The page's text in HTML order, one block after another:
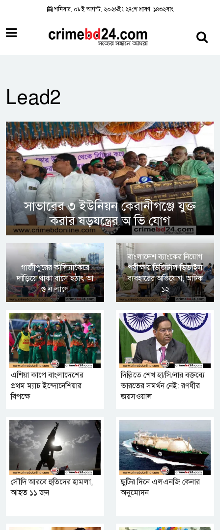
শনিবার, ০৮ই আগস্ট, ২০২৬ইং ২৪শে শ্রাবণ, ১৪৩২বাং
Lead2
সাভারের ৩ ইউনিয়ন কেরানীগঞ্জে যুক্ত
করার ষড়যন্ত্রের অ ভি যোগ
গাজীপুরের কালিয়াকৈরে
দাঁড়িয়ে থাকা বাসে হঠাৎ আ
গু ন লাগে
বাংলাদেশ ব্যাংকের নিয়োগ
পরীক্ষায় ডিজিটাল ডিভাইস
ব্যবহারের অভিযোগ, আটক
১২
এশিয়া কাপে বাংলাদেশের
প্রথম ম্যাচ ইন্দোনেশিয়ার
বিপক্ষে
দিল্লিতে শেখ হা/সি/নার বক্তব্যে
ভারতের সমর্থন নেই: রণধীর
জয়সওয়াল
সৌদি আরবে হুতিদের হামলা,
আহত ১১ জন
ছুটির দিনে এলএনজি কেনার
অনুমোদন